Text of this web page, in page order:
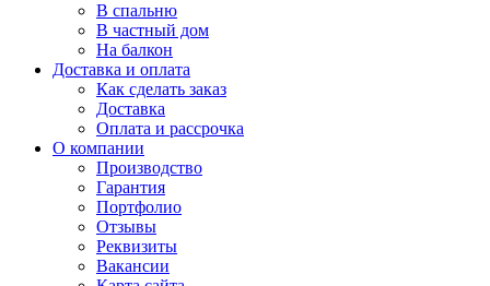
В спальню
В частный дом
На балкон
Доставка и оплата
Как сделать заказ
Доставка
Оплата и рассрочка
О компании
Производство
Гарантия
Портфолио
Отзывы
Реквизиты
Вакансии